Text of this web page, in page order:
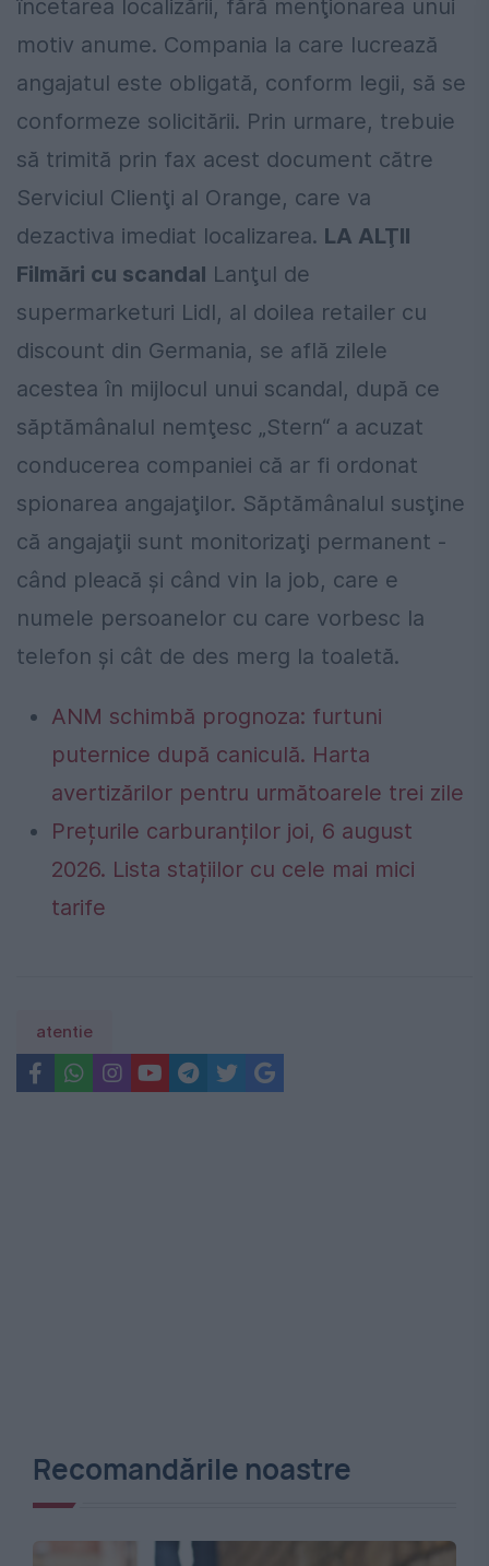
încetarea localizării, fără menţionarea unui
motiv anume. Compania la care lucrează
angajatul este obligată, conform legii, să se
conformeze solicitării. Prin urmare, trebuie
să trimită prin fax acest document către
Serviciul Clienţi al Orange, care va
dezactiva imediat localizarea. LA ALŢII
Filmări cu scandal Lanţul de
supermarketuri Lidl, al doilea retailer cu
discount din Germania, se află zilele
acestea în mijlocul unui scandal, după ce
săptămânalul nemţesc „Stern“ a acuzat
conducerea companiei că ar fi ordonat
spionarea angajaţilor. Săptămânalul susţine
că angajaţii sunt monitorizaţi permanent -
când pleacă şi când vin la job, care e
numele persoanelor cu care vorbesc la
telefon şi cât de des merg la toaletă.
ANM schimbă prognoza: furtuni
puternice după caniculă. Harta
avertizărilor pentru următoarele trei zile
Prețurile carburanților joi, 6 august
2026. Lista stațiilor cu cele mai mici
tarife
atentie
Recomandările noastre